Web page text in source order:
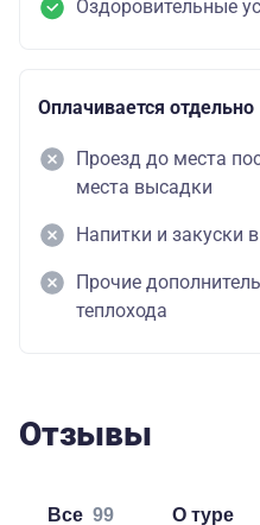
Оздоровительные
Оплачивается отдельно
Проезд до места
места высадки
Напитки и закуски
Прочие
теплохода
Отзывы
Все 99 о туре